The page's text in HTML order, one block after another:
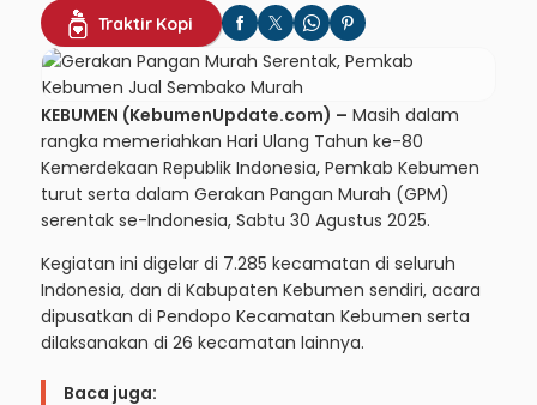
Traktir Kopi
KEBUMEN (KebumenUpdate.com) – Masih dalam
rangka memeriahkan Hari Ulang Tahun ke-80
Kemerdekaan Republik Indonesia, Pemkab Kebumen
turut serta dalam Gerakan Pangan Murah (GPM)
serentak se-Indonesia, Sabtu 30 Agustus 2025.
Kegiatan ini digelar di 7.285 kecamatan di seluruh
Indonesia, dan di Kabupaten Kebumen sendiri, acara
dipusatkan di Pendopo Kecamatan Kebumen serta
dilaksanakan di 26 kecamatan lainnya.
Baca juga: